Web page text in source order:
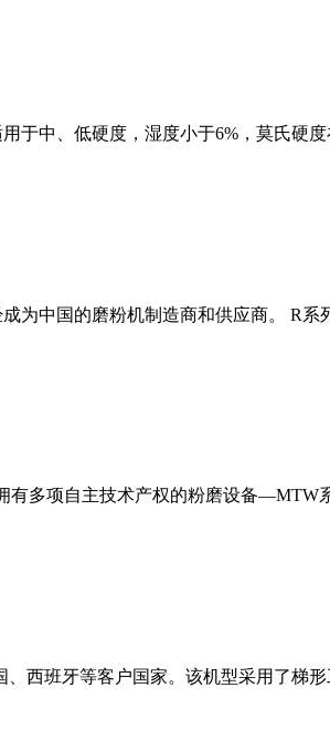
于中、低硬度，湿度小于6%，莫氏硬
为中国的磨粉机制造商和供应商。 R
多项自主技术产权的粉磨设备
西班牙等客户国家。该机型采用了梯